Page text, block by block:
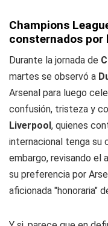
Champions
consternados por
Durante la jornada de
martes se observó a
Arsenal para luego
confusión, tristeza y
Liverpool, quienes
internacional tenga su
embargo, revisando el
su preferencia por
aficionada "honoraria"